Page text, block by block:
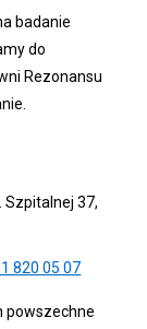
badanie
do
Rezonansu
Szpitalnej 37,
820 05 07
powszechne